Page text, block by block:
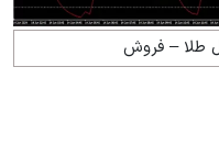
طلا – فروش